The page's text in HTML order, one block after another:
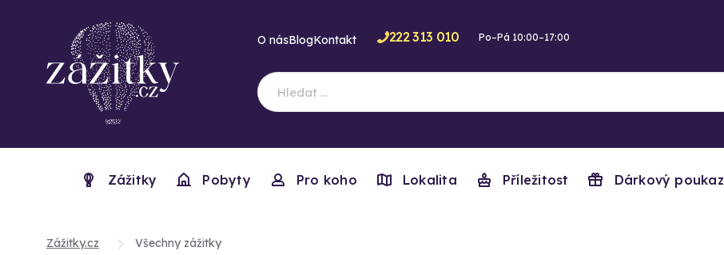
O násBlogKontakt 222 313 010 Po–Pá 10:00–17:00
Zážitky Pobyty Pro koho Lokalita Příležitost Dárkový poukaz
Zážitky.cz Všechny zážitky